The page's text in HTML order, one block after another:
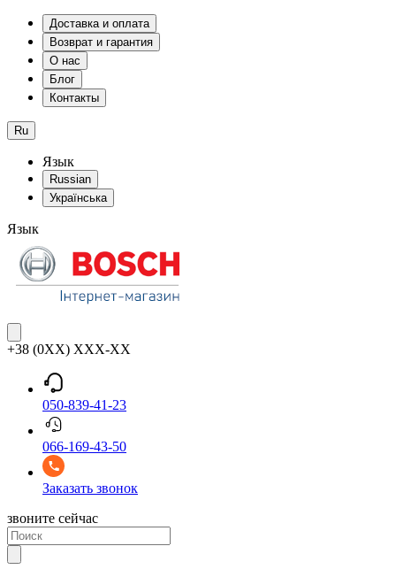
Доставка и оплата
Возврат и гарантия
О нас
Блог
Контакты
Ru
Язык
Russian
Українська
Язык
+38 (0XX) XXX-XX
050-839-41-23
066-169-43-50
Заказать звонок
звоните сейчас